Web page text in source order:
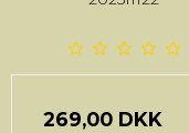
269,00 DKK